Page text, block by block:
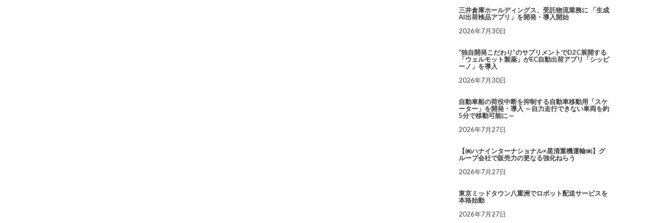
三井倉庫ホールディングス、受託物流業務に 「生成
AI出荷検品アプリ」を開発・導入開始
2026年7月30日
“独自開発こだわり”のサプリメントでD2C展開する
「ウェルモット製薬」がEC自動出荷アプリ「シッピ
ーノ」を導入
2026年7月30日
自動車船の荷役中断を抑制する自動車移動用「スケ
ーター」を開発・導入 ～自力走行できない車両を約
5分で移動可能に～
2026年7月27日
【㈱ハナインターナショナル×星清重機運輸㈱】グ
ループ会社で販売力の更なる強化ねらう
2026年7月27日
東京ミッドタウン八重洲でロボット配送サービスを
本格始動
2026年7月27日